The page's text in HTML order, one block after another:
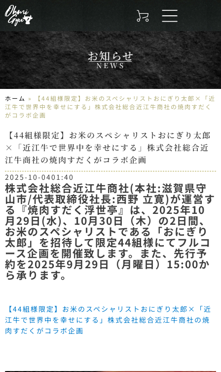
お知らせ
NEWS
ホーム »
【44組様限定】お米のスペシャリストおにぎり太郎×「近
江牛で世界中を幸せにする」株式会社総合近江牛商社の焼肉すだく
がコラボ企画
【44組様限定】お米のスペシャリストおにぎり太郎
×「近江牛で世界中を幸せにする」株式会社総合近
江牛商社の焼肉すだくがコラボ企画
2025-10-0401:40
株式会社総合近江牛商社(本社:滋賀県守
山市/代表取締役社長:西野 立寛)が運営す
る『焼肉すだく浮世亭』は、2025年10
月29日(水)、10月30日（木）の2日間、
お米のスペシャリストである「おにぎり
太郎」を招待して限定44組様にてフルコ
ース企画を開催致します。また、先行予
約を2025年9月29日（月曜日）15:00か
ら承ります。
【44組様限定】お米のスペシャリストおにぎり太郎×「近
江牛で世界中を幸せにする」株式会社総合近江牛商社の焼
肉すだくがコラボ企画